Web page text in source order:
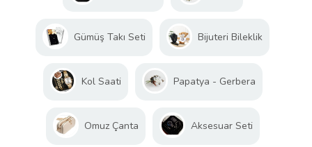
Gümüş Takı Seti Bijuteri Bileklik
Kol Saati Papatya - Gerbera
Omuz Çanta Aksesuar Seti